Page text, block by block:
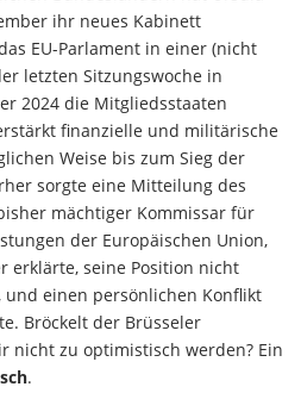
ihr neues Kabinett
EU-Parlament in einer (nicht
letzten Sitzungswoche in
2024 die Mitgliedsstaaten
finanzielle und militärische
Weise bis zum Sieg der
sorgte eine Mitteilung des
mächtiger Kommissar für
der Europäischen Union,
erklärte, seine Position nicht
einen persönlichen Konflikt
Bröckelt der Brüsseler
nicht zu optimistisch werden? Ein
.